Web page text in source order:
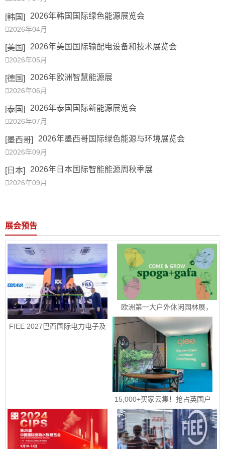
[韩国] 2026年韩国国际绿色能源展览会
2026年04月
[美国] 2026年美国国际输配电设备和技术展览会
2026年05月
[德国] 2026年欧洲智慧能源展
2026年06月
[泰国] 2026年泰国国际新能源展览会
2026年07月
[墨西哥] 2026年墨西哥国际绿色能源与环境展览会
2026年09月
[日本] 2026年日本国际智能能源周秋季展
2026年09月
展会预告
FIEE 2027巴西国际电力电子及
欧洲第一大户外休闲园林展，
2026spoga+gafa科隆国际体育
用品、露营设备及园林生活博览
会火热报名中
15,000+买家云集！抢占英国户
外园艺宠物市场！|2025年9月
16-18日英国伯明翰国际五金工
具、花园园艺及宠物用品展